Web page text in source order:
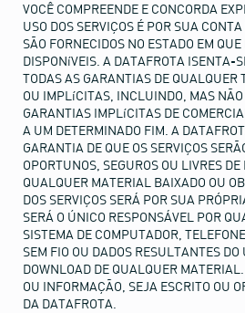
VOCÊ COMPREENDE E CONCORDA
USO DOS SERVIÇOS É POR SUA
SÃO FORNECIDOS NO ESTADO EM
DISPONíVEIS. A DATAFROTA ISENTA-
TODAS AS GARANTIAS DE QUALQUER
OU IMPLíCITAS, INCLUINDO, MAS
GARANTIAS IMPLíCITAS DE
A UM DETERMINADO FIM. A
GARANTIA DE QUE OS SERVIÇOS
OPORTUNOS, SEGUROS OU LIVRES DE
QUALQUER MATERIAL BAIXADO OU
DOS SERVIÇOS SERÁ POR SUA
SERÁ O ÚNICO RESPONSÁVEL POR
SISTEMA DE COMPUTADOR,
SEM FIO OU DADOS RESULTANTES DO
DOWNLOAD DE QUALQUER
OU INFORMAÇÃO, SEJA ESCRITO OU
DA DATAFROTA.